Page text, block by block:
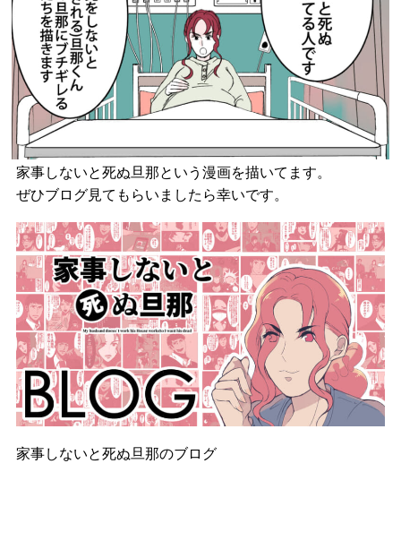
家事しないと死ぬ旦那という漫画を描いてます。
ぜひブログ見てもらいましたら幸いです。
家事しないと死ぬ旦那のブログ